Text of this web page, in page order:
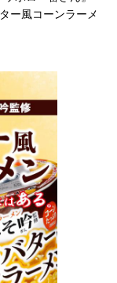
ー風コーンラーメ